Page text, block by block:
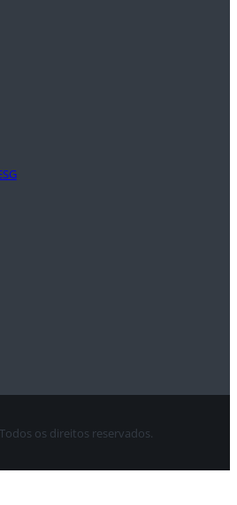
os direitos reservados.